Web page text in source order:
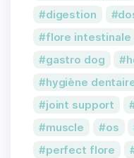
digestion
flore intestinale
gastro dog
hygiène
joint support
muscle
os
perfect flore